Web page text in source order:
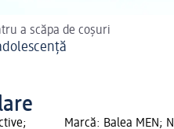
a scăpa de coșuri
Marcă: Balea MEN;